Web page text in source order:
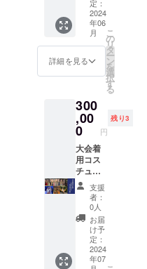
は各自
でご負
担くだ
さい。
・支援
者様と
メール
で連絡
しま
す。
ガルお
菓子土
載期
間：主
に2024
年5月20
2024年
5月27日
の大会
期間中
各
種メ
ディア
取材、
ビュー
ティー
キャン
プ時に
使用 ※
フラッ
定：
2024
年06
月
詳細を見る
こ
の
リ
タ
ー
ン
を
選
択
す
る
300
,00
0 円
残り3
大会着
用コス
チュー
ムプレ
ゼント
（大会
中使用
ショー
トドレ
ス、水
支援
者：
0人
お届
け予
定：
2024
年07